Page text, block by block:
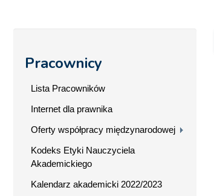
Pracownicy
Lista Pracowników
Internet dla prawnika
Oferty współpracy międzynarodowej
Kodeks Etyki Nauczyciela
Akademickiego
Kalendarz akademicki 2022/2023